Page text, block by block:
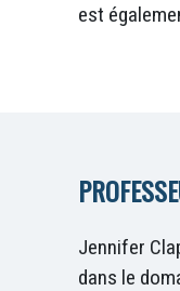
est
Jennifer
dans le